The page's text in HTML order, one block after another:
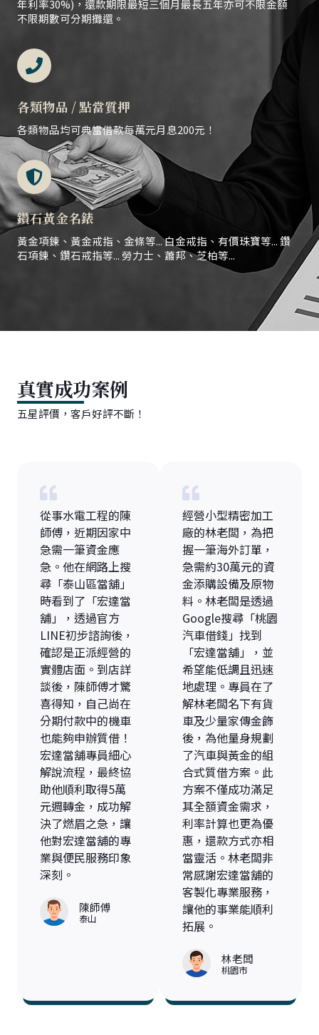
年利率30%)，還款期限最短三個月最長五年亦可不限金額
不限期數可分期攤還。
各類物品 / 點當質押
各類物品均可典當借款每萬元月息200元！
鑽石黃金名錶
黃金項鍊、黃金戒指、金條等... 白金戒指、有價珠寶等... 鑽
石項鍊、鑽石戒指等... 勞力士、蕭邦、芝柏等...
真實成功案例
五星評價，客戶好評不斷！
從事水電工程的陳
師傅，近期因家中
急需一筆資金應
急。他在網路上搜
尋「泰山區當舖」
時看到了「宏達當
舖」，透過官方
LINE初步諮詢後，
確認是正派經營的
實體店面。到店詳
談後，陳師傅才驚
喜得知，自己尚在
分期付款中的機車
也能夠申辦質借！
宏達當舖專員細心
解說流程，最終協
助他順利取得5萬
元週轉金，成功解
決了燃眉之急，讓
他對宏達當舖的專
業與便民服務印象
深刻。
陳師傅
泰山
經營小型精密加工
廠的林老闆，為把
握一筆海外訂單，
急需約30萬元的資
金添購設備及原物
料。林老闆是透過
Google搜尋「桃園
汽車借錢」找到
「宏達當舖」，並
希望能低調且迅速
地處理。專員在了
解林老闆名下有貨
車及少量家傳金飾
後，為他量身規劃
了汽車與黃金的組
合式質借方案。此
方案不僅成功滿足
其全額資金需求，
利率計算也更為優
惠，還款方式亦相
當靈活。林老闆非
常感謝宏達當舖的
客製化專業服務，
讓他的事業能順利
拓展。
林老闆
桃園市